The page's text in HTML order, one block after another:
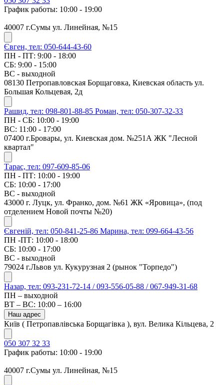
График работы: 10:00 - 19:00
40007 г.Сумы ул. Линейная, №15
Євген, тел: 050-644-43-60
ПН - ПТ: 9:00 - 18:00
СБ: 9:00 - 15:00
ВС - выходной
08130 Петропавловская Борщаговка, Киевская область ул.
Большая Кольцевая, 2д
Рашид, тел: 098-801-88-85 Роман, тел: 050-307-32-33
ПН - СБ: 10:00 - 19:00
ВС: 11:00 - 17:00
07400 г.Бровары, ул. Киевская дом. №251А ЖК "Лесной
квартал"
Тарас, тел: 097-609-85-06
ПН - ПТ: 10:00 - 19:00
СБ: 10:00 - 17:00
ВС - выходной
43000 г. Луцк, ул. Франко, дом. №61 ЖК «Яровица», (под
отделением Новой почты №20)
Євгеній, тел: 050-841-25-86 Марина, тел: 099-664-43-56
ПН -ПТ: 10:00 - 18:00
СБ: 10:00 - 17:00
ВС - выходной
79024 г.Львов ул. Кукурузная 2 (рынок "Торпедо")
Назар, тел: 093-231-72-14 / 093-556-05-88 / 067-949-31-68
ПН – выходной
ВТ – ВС: 10:00 – 16:00
Наш адрес
Київ ( Петропавлівська Борщагівка ), вул. Велика Кільцева, 2
050 307 32 33
График работы: 10:00 - 19:00
40007 г.Сумы ул. Линейная, №15